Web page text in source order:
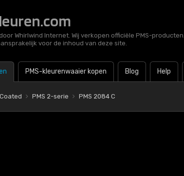
Whirlwind Internet. Wij verkopen officiële PMS-producten.
voor de inhoud van deze site.
PMS-kleurenwaaier kopen Blog Help
Coated PMS 2-serie PMS 2084 C